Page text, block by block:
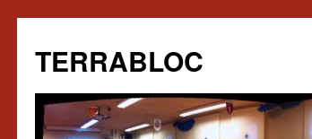
TERRABLOC